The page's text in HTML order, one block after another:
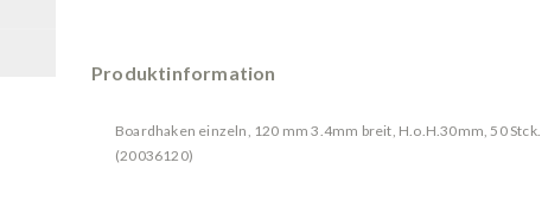
Produktinformation
Boardhaken einzeln, 120 mm 3.4mm breit, H.o.H.30mm, 50 Stck.
(20036120)